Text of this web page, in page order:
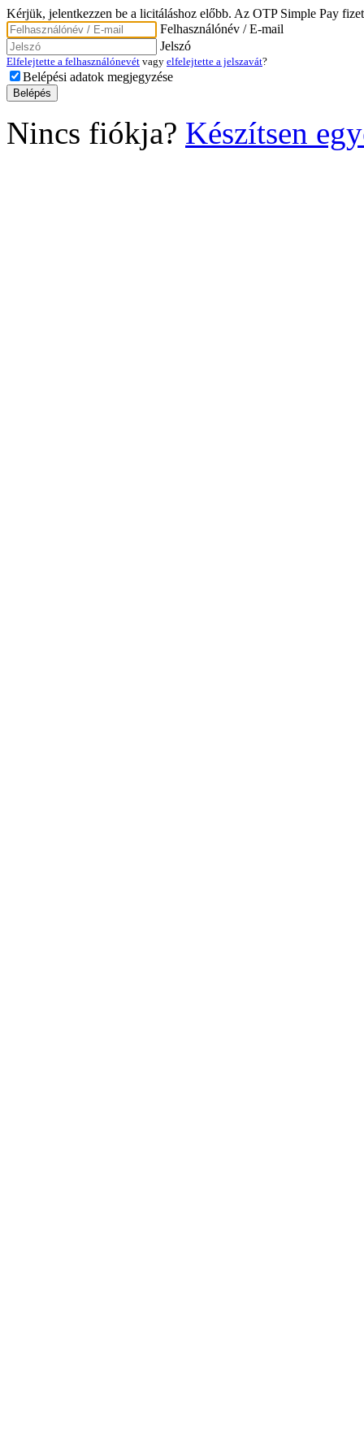
Kérjük, jelentkezzen be a licitáláshoz előbb. Az OTP Simple Pay
Felhasználónév / E-mail
Jelszó
Elfelejtette a felhasználónevét vagy elfelejtette a jelszavát?
Belépési adatok megjegyzése
Nincs fiókja? Készítsen